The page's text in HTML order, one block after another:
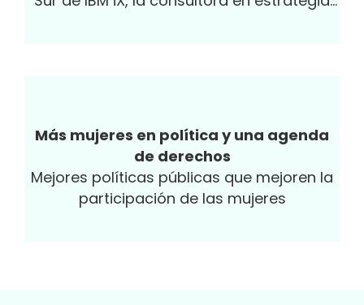
Más mujeres en política y una agenda
de derechos
Mejores políticas públicas que mejoren la
participación de las mujeres